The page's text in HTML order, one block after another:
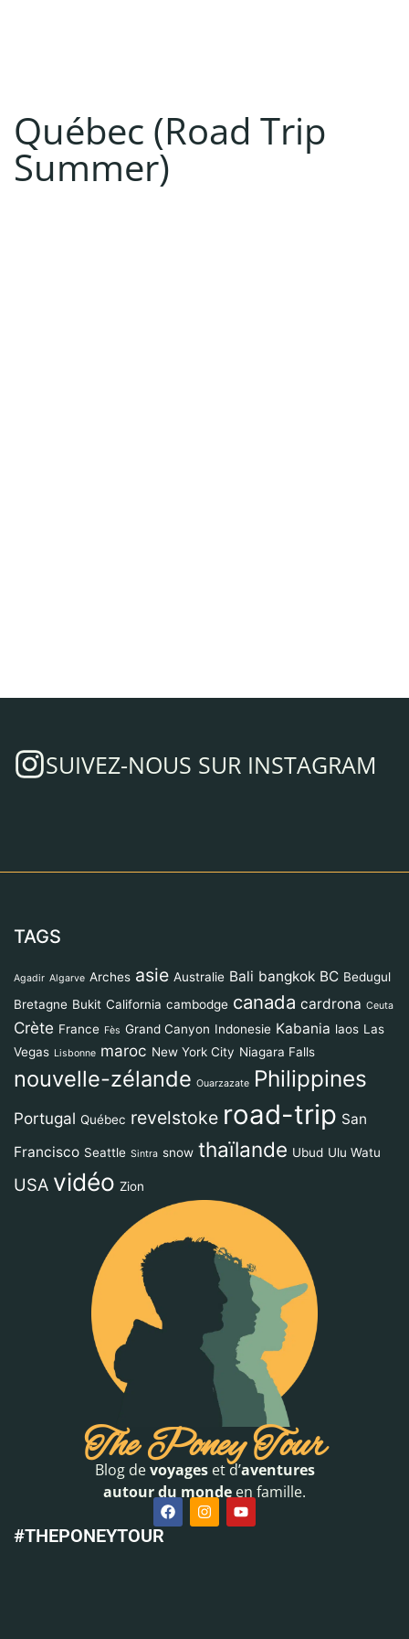
Québec (Road Trip
Summer)
SUIVEZ-NOUS SUR INSTAGRAM
TAGS
Agadir Algarve Arches asie Australie Bali bangkok BC Bedugul
Bretagne Bukit California cambodge canada cardrona Ceuta
Crète France Fès Grand Canyon Indonesie Kabania laos Las
Vegas Lisbonne maroc New York City Niagara Falls
nouvelle-zélande Ouarzazate Philippines
Portugal Québec revelstoke road-trip San
Francisco Seattle Sintra snow thaïlande Ubud Ulu Watu
USA vidéo Zion
The Poney Tour
Blog devoyageset d’aventures
autour du monde en famille.
#THEPONEYTOUR